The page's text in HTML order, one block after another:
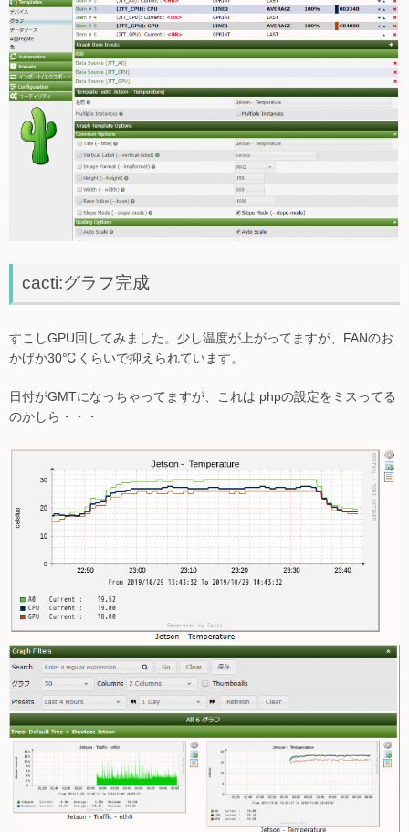
cacti:グラフ完成
すこしGPU回してみました。少し温度が上がってますが、FANのお
かげか30℃くらいで抑えられています。
日付がGMTになっちゃってますが、これは phpの設定をミスってる
のかしら・・・